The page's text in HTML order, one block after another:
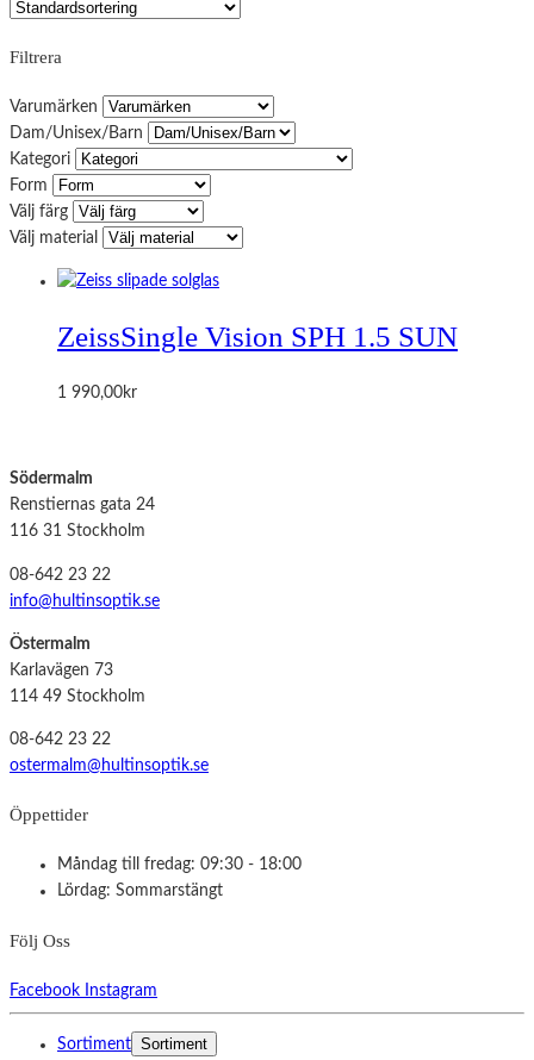
Filtrera
Varumärken
Dam/Unisex/Barn
Kategori
Form
Välj färg
Välj material
ZeissSingle Vision SPH 1.5 SUN
1 990,00kr
Södermalm
Renstiernas gata 24
116 31 Stockholm
08-642 23 22
info@hultinsoptik.se
Östermalm
Karlavägen 73
114 49 Stockholm
08-642 23 22
ostermalm@hultinsoptik.se
Öppettider
Måndag till fredag: 09:30 - 18:00
Lördag: Sommarstängt
Följ Oss
Facebook Instagram
Sortiment Sortiment